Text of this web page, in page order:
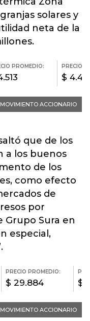
solares y
neta de la
que de los
a los buenos
de los
como efecto
de
por
Grupo Sura en
especial,